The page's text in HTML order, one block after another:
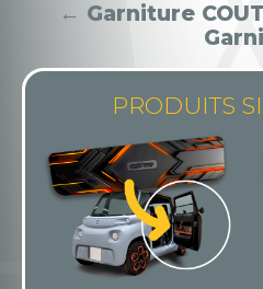
← Garniture
PRODUITS